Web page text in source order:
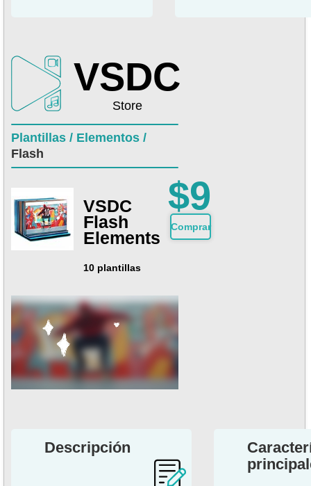
VSDC
Store
Plantillas / Elementos /
Flash
VSDC
Flash
Elements
10 plantillas
$9
Comprar
Descripción